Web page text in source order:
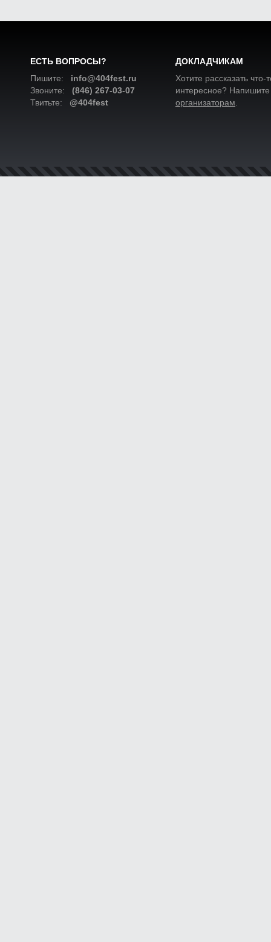
ЕСТЬ ВОПРОСЫ?
Пишите: info@404fest.ru
Звоните: (846) 267-03-07
Твитьте: @404fest
ДОКЛАДЧИКАМ
Хотите рассказать что-
интересное?
организаторам